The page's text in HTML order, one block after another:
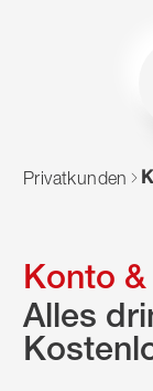
Zum Navigieren
Privatkunden
Konto
Alles